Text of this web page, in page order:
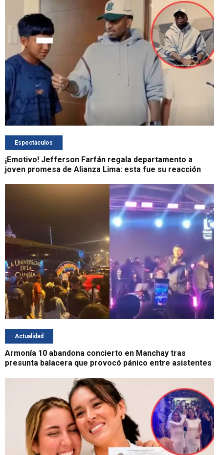
Espectáculos
¡Emotivo! Jefferson Farfán regala departamento a
joven promesa de Alianza Lima: esta fue su reacción
Actualidad
Armonía 10 abandona concierto en Manchay tras
presunta balacera que provocó pánico entre asistentes